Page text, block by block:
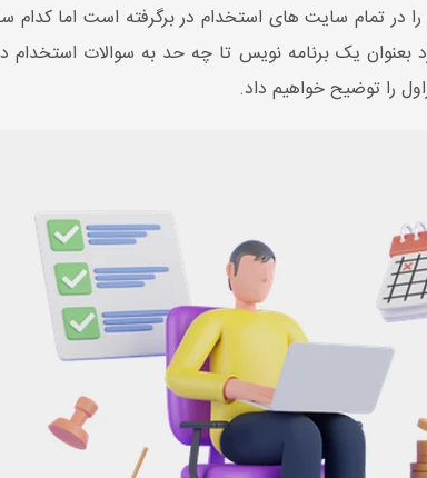
حداقل 50 درصد آگهی استخدام را در تمام سایت های استخدام در
بعنوان یک برنامه نویس تا چه حد به سوالات استخدام
را توضیح خواهیم داد.